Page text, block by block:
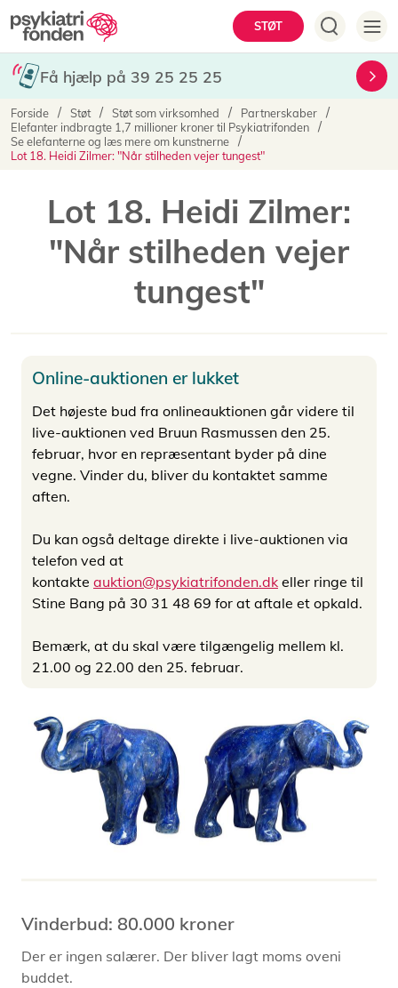
Gå
til
hovedindhold
STØT
Hovedmenu
Få hjælp på 39 25 25 25
Brødkrumme
Forside Støt Støt som virksomhed
Partnerskaber
Elefanter indbragte 1,7 millioner kroner til Psykiatrifonden
Se elefanterne og læs mere om kunstnerne
Lot 18. Heidi Zilmer: "Når stilheden vejer tungest"
Lot 18. Heidi Zilmer:
"Når stilheden vejer
tungest"
Online-auktionen er lukket
Det højeste bud fra onlineauktionen går videre til
live-auktionen ved Bruun Rasmussen den 25.
februar, hvor en repræsentant byder på dine
vegne. Vinder du, bliver du kontaktet samme
aften.
Du kan også deltage direkte i live-auktionen via
telefon ved at
kontakte auktion@psykiatrifonden.dk eller ringe til
Stine Bang på 30 31 48 69 for at aftale et opkald.
Bemærk, at du skal være tilgængelig mellem kl.
21.00 og 22.00 den 25. februar.
Vinderbud: 80.000 kroner
Der er ingen salærer. Der bliver lagt moms oveni
buddet.